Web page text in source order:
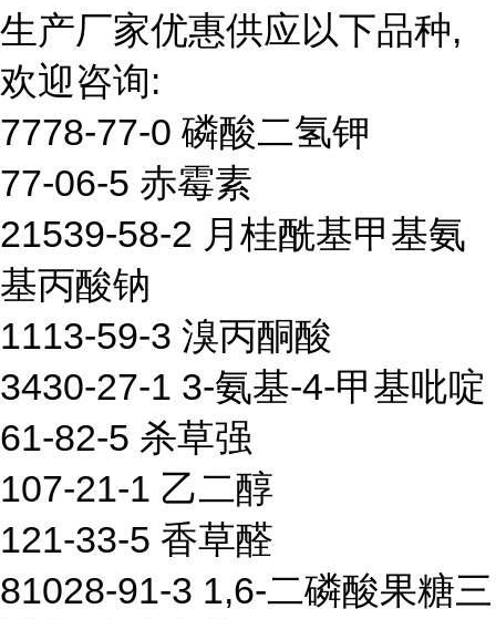
生产厂家优惠供应以下品种,
欢迎咨询:
7778-77-0 磷酸二氢钾
77-06-5 赤霉素
21539-58-2 月桂酰基甲基氨
基丙酸钠
1113-59-3 溴丙酮酸
3430-27-1 3-氨基-4-甲基吡啶
61-82-5 杀草强
107-21-1 乙二醇
121-33-5 香草醛
81028-91-3 1,6-二磷酸果糖三